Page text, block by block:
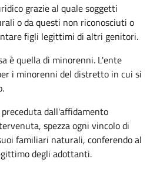
grazie al quale soggetti
o da questi non riconosciuti o
figli legittimi di altri genitori.
è quella di minorenni. L'ente
i minorenni del distretto in cui si
dall'affidamento
spezza ogni vincolo di
familiari naturali, conferendo al
degli adottanti.